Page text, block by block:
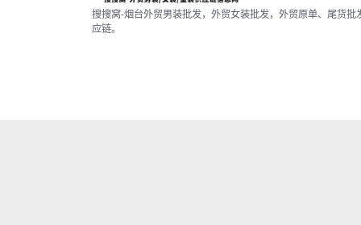
搜搜窝-烟台外贸男装批发，外贸女装批发，外贸原单、尾货批
应链。